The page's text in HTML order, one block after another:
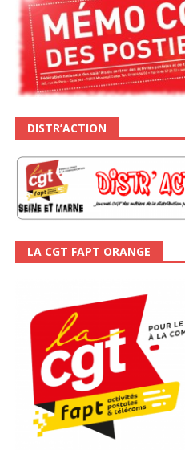
DISTR’ACTION
LA CGT FAPT ORANGE